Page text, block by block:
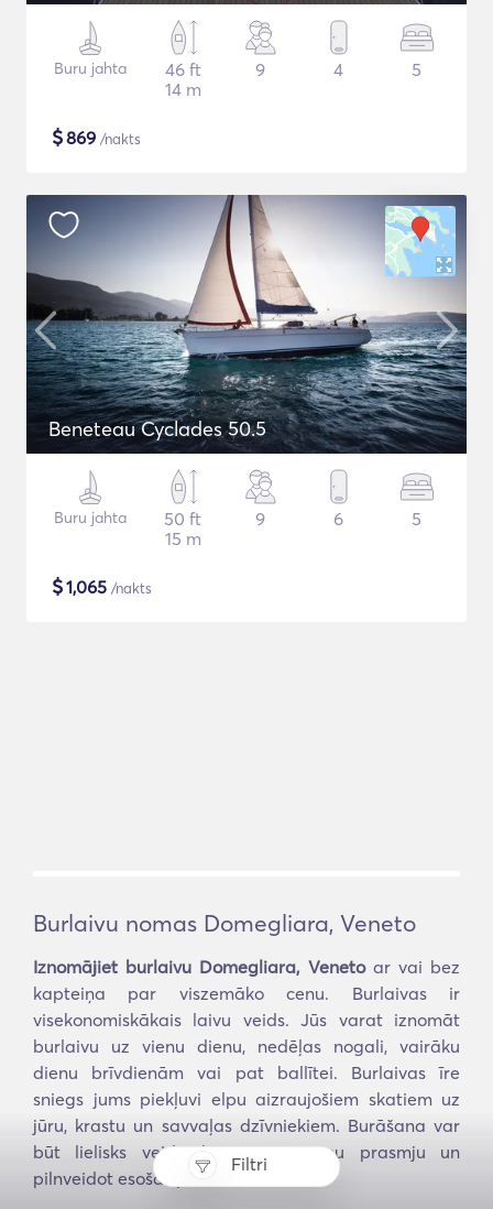
Filtri
Buru jahta
46 ft
14 m
9 4 5
$869 /nakts
Beneteau Cyclades 50.5
Buru jahta
50 ft
15 m
9 6 5
$1,065 /nakts
Burlaivu nomas Domegliara, Veneto
Iznomājiet burlaivu Domegliara, Venetoar vai bez
kapteiņa par viszemāko cenu. Burlaivas ir
visekonomiskākais laivu veids. Jūs varat iznomāt
burlaivu uz vienu dienu, nedēļas nogali, vairāku
dienu brīvdienām vai pat ballītei. Burlaivas īre
sniegs jums piekļuvi elpu aizraujošiem skatiem uz
jūru, krastu un savvaļas dzīvniekiem. Burāšana var
būt lielisks veids, kā apgūt jaunu prasmju un
pilnveidot esošās prasmes.